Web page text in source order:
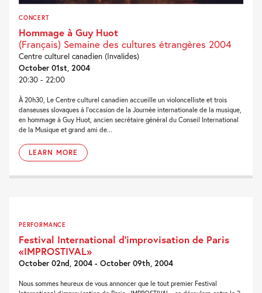
CONCERT
Hommage à Guy Huot
(Français) Semaine des cultures étrangères 2004
Centre culturel canadien (Invalides)
October 01st, 2004
20:30 - 22:00
À 20h30, Le Centre culturel canadien accueille un violoncelliste et trois
danseuses slovaques à l’occasion de la Journée internationale de la musique,
en hommage à Guy Huot, ancien secrétaire général du Conseil International
de la Musique et grand ami de...
LEARN MORE
PERFORMANCE
Festival International d’improvisation de Paris
«IMPROSTIVAL»
October 02nd, 2004 - October 09th, 2004
Nous sommes heureux de vous annoncer que le tout premier Festival